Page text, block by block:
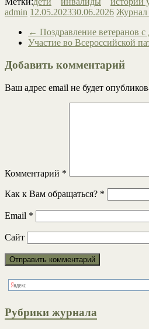
admin 12.05.202330.06.2026
← Поздравление ветеранов
Участие во Всероссийской
Добавить комментарий
Ваш адрес email не будет
Комментарий *
Как к Вам обращаться? *
Email *
Сайт
Рубрики журнала